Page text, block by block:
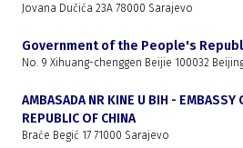
Jovana Dučića 23A 78000 Sarajevo
Government of the People's
No. 9 Xihuang-chenggen Beijie 100032
AMBASADA NR KINE U BIH - EMBASSY
REPUBLIC OF CHINA
Braće Begić 17 71000 Sarajevo